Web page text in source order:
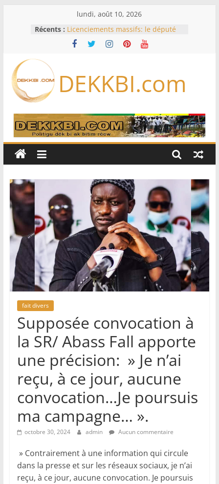
lundi, août 10, 2026
Récents : Licenciements massifs: le député
Mbaye DIONE interpelle le
gouvernement sur plus de 30 000
des exportations sénégalaises se
dessine
pouvoirs du Bureau
Opinion – Alioune Ndoye, maire du
Plateau : Le Parti socialiste n’est
pas à vendre
que les Etats-Unis acceptent
DEKKBI.com
fait divers
Supposée convocation à
la SR/ Abass Fall apporte
une précision: » Je n’ai
reçu, à ce jour, aucune
convocation…Je poursuis
ma campagne… ».
octobre 30, 2024 admin Aucun commentaire
» Contrairement à une information qui circule
dans la presse et sur les réseaux sociaux, je n’ai
reçu, à ce jour, aucune convocation. Je poursuis